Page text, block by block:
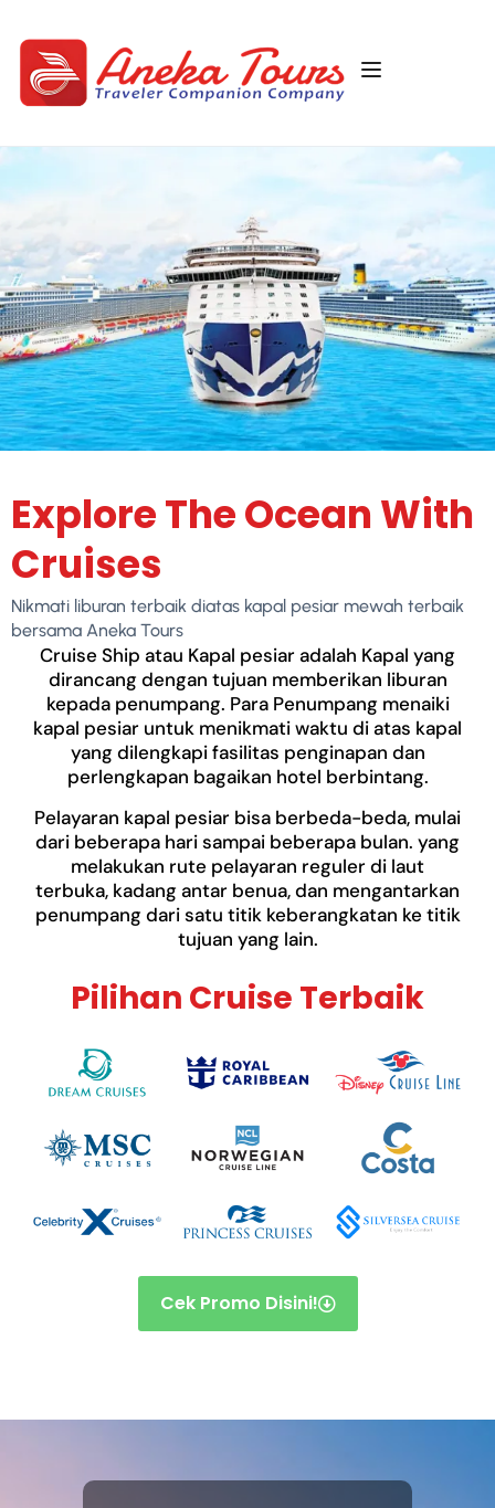
Explore The Ocean With
Cruises
Nikmati liburan terbaik diatas kapal pesiar mewah terbaik
bersama Aneka Tours
Cruise Ship atau Kapal pesiar adalah Kapal yang
dirancang dengan tujuan memberikan liburan
kepada penumpang. Para Penumpang menaiki
kapal pesiar untuk menikmati waktu di atas kapal
yang dilengkapi fasilitas penginapan dan
perlengkapan bagaikan hotel berbintang.
Pelayaran kapal pesiar bisa berbeda-beda, mulai
dari beberapa hari sampai beberapa bulan. yang
melakukan rute pelayaran reguler di laut
terbuka, kadang antar benua, dan mengantarkan
penumpang dari satu titik keberangkatan ke titik
tujuan yang lain.
Pilihan Cruise Terbaik
Cek Promo Disini!